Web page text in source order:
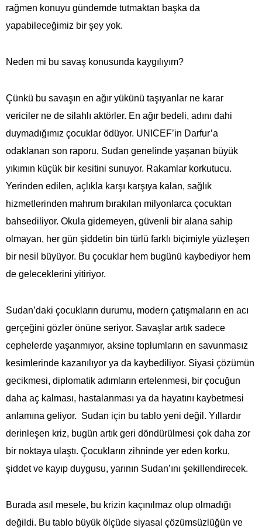
rağmen konuyu gündemde tutmaktan başka da
yapabileceğimiz bir şey yok.
Neden mi bu savaş konusunda kaygılıyım?
Çünkü bu savaşın en ağır yükünü taşıyanlar ne karar
vericiler ne de silahlı aktörler. En ağır bedeli, adını dahi
duymadığımız çocuklar ödüyor. UNICEF’in Darfur’a
odaklanan son raporu, Sudan genelinde yaşanan büyük
yıkımın küçük bir kesitini sunuyor. Rakamlar korkutucu.
Yerinden edilen, açlıkla karşı karşıya kalan, sağlık
hizmetlerinden mahrum bırakılan milyonlarca çocuktan
bahsediliyor. Okula gidemeyen, güvenli bir alana sahip
olmayan, her gün şiddetin bin türlü farklı biçimiyle yüzleşen
bir nesil büyüyor. Bu çocuklar hem bugünü kaybediyor hem
de geleceklerini yitiriyor.
Sudan’daki çocukların durumu, modern çatışmaların en acı
gerçeğini gözler önüne seriyor. Savaşlar artık sadece
cephelerde yaşanmıyor, aksine toplumların en savunmasız
kesimlerinde kazanılıyor ya da kaybediliyor. Siyasi çözümün
gecikmesi, diplomatik adımların ertelenmesi, bir çocuğun
daha aç kalması, hastalanması ya da hayatını kaybetmesi
anlamına geliyor. Sudan için bu tablo yeni değil. Yıllardır
derinleşen kriz, bugün artık geri döndürülmesi çok daha zor
bir noktaya ulaştı. Çocukların zihninde yer eden korku,
şiddet ve kayıp duygusu, yarının Sudan’ını şekillendirecek.
Burada asıl mesele, bu krizin kaçınılmaz olup olmadığı
değildi. Bu tablo büyük ölçüde siyasal çözümsüzlüğün ve